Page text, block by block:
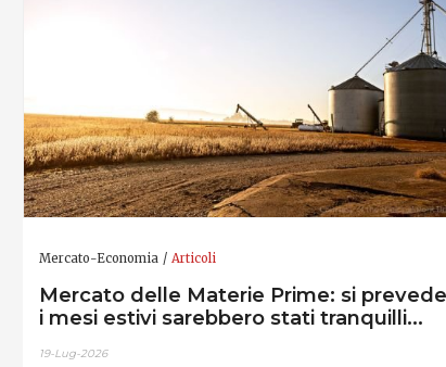
Mercato-Economia Articoli
Mercato delle Materie Prime: si
i mesi estivi sarebbero stati tranquilli...
19-Lug-2026